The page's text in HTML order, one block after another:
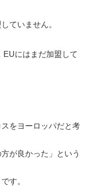
ていません。
EUにはまだ加盟して
をヨーロッパだと考
が良かった」という
す。